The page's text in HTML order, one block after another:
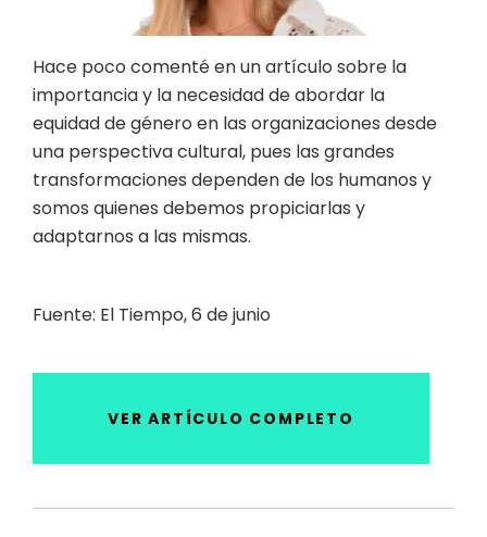
Hace poco comenté en un artículo sobre la
importancia y la necesidad de abordar la
equidad de género en las organizaciones desde
una perspectiva cultural, pues las grandes
transformaciones dependen de los humanos y
somos quienes debemos propiciarlas y
adaptarnos a las mismas.
Fuente: El Tiempo, 6 de junio
VER ARTÍCULO COMPLETO